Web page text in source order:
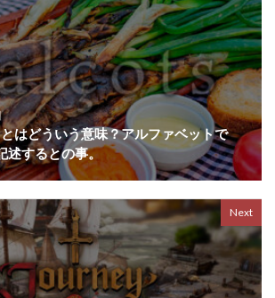
はどういう意味？アルファベットで
述するとの事。
Next